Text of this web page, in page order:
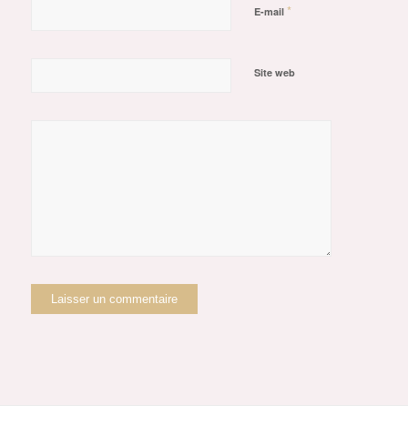
E-mail *
Site web